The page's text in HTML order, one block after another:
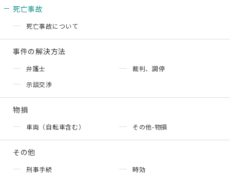
死亡事故
死亡事故について
事件の解決方法
弁護士
裁判、調停
示談交渉
物損
車両（自転車含む） その他-物損
その他
刑事手続
時効